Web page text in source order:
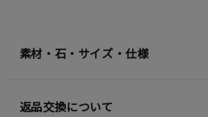
素材・石・サイズ・仕様
返品交換について